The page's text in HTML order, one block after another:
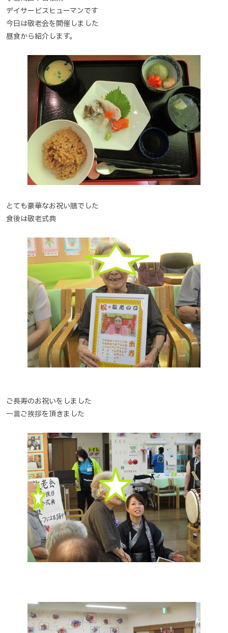
デイサービスヒューマンです
今日は敬老会を開催しました
昼食から紹介します。
とても豪華なお祝い膳でした
食後は敬老式典
ご長寿のお祝いをしました
一言ご挨拶を頂きました